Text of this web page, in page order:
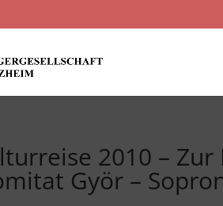
2010 –
Györ –